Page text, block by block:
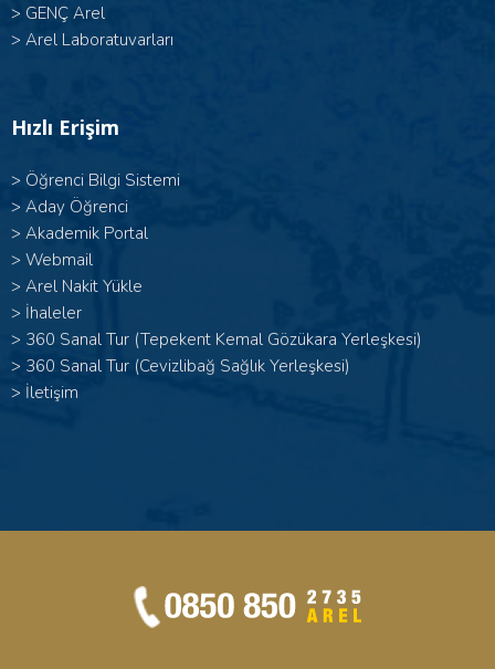
> GENÇ Arel
> Arel Laboratuvarları
Hızlı Erişim
> Öğrenci Bilgi Sistemi
> Aday Öğrenci
> Akademik Portal
> Webmail
> Arel Nakit Yükle
> İhaleler
> 360 Sanal Tur (Tepekent Kemal Gözükara Yerleşkesi)
> 360 Sanal Tur (Cevizlibağ Sağlık Yerleşkesi)
> İletişim